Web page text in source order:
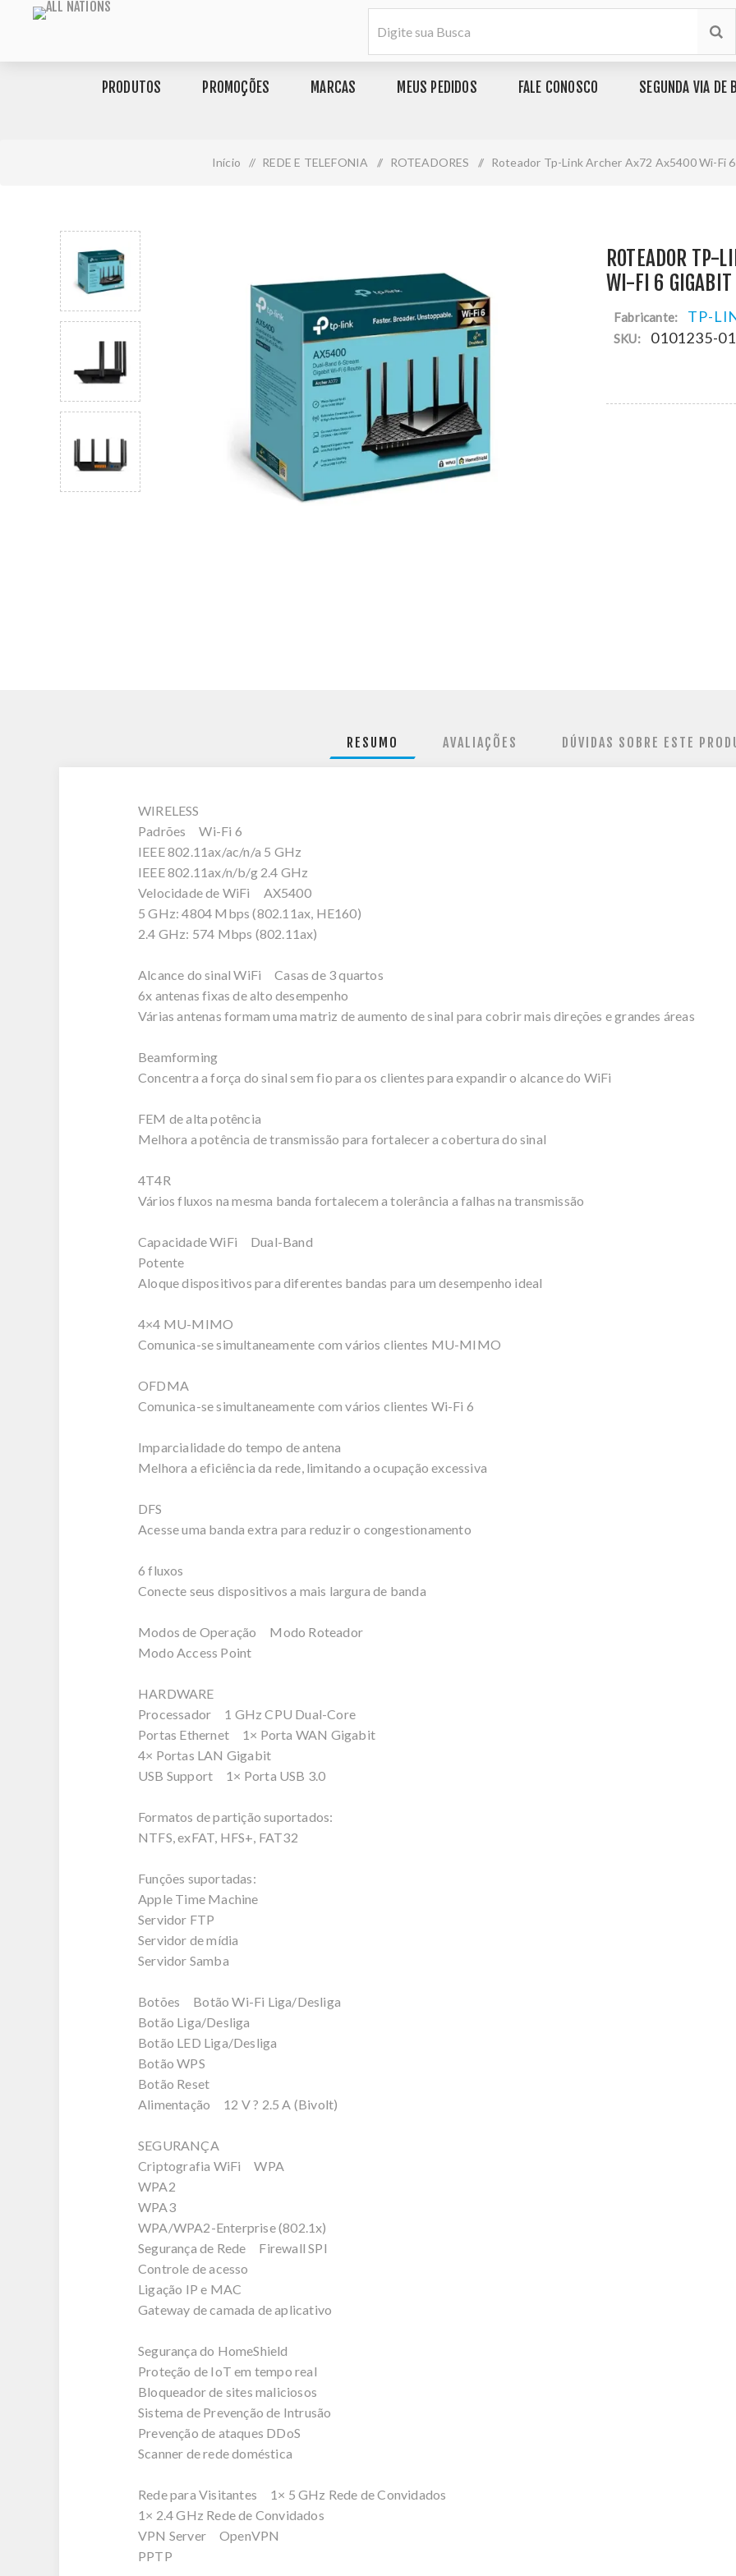
PRODUTOS PROMOÇÕES MARCAS MEUS PEDIDOS FALE CONOSCO SEGUNDA VIA DE
Início / REDE E TELEFONIA / ROTEADORES / Roteador Tp-Link Archer Ax72 Ax5400 Wi-Fi
ROTEADOR TP-
WI-FI 6
Fabricante: TP-
SKU: 0101235-01
RESUMO AVALIAÇÕES DÚVIDAS SOBRE ESTE
WIRELESS
Padrões Wi-Fi 6
IEEE 802.11ax/ac/n/a 5 GHz
IEEE 802.11ax/n/b/g 2.4 GHz
Velocidade de WiFi AX5400
5 GHz: 4804 Mbps (802.11ax, HE160)
2.4 GHz: 574 Mbps (802.11ax)
Alcance do sinal WiFi Casas de 3 quartos
6x antenas fixas de alto desempenho
Várias antenas formam uma matriz de aumento de sinal para cobrir mais direções e grandes áreas
Beamforming
Concentra a força do sinal sem fio para os clientes para expandir o alcance do WiFi
FEM de alta potência
Melhora a potência de transmissão para fortalecer a cobertura do sinal
4T4R
Vários fluxos na mesma banda fortalecem a tolerância a falhas na transmissão
Capacidade WiFi Dual-Band
Potente
Aloque dispositivos para diferentes bandas para um desempenho ideal
4×4 MU-MIMO
Comunica-se simultaneamente com vários clientes MU-MIMO
OFDMA
Comunica-se simultaneamente com vários clientes Wi-Fi 6
Imparcialidade do tempo de antena
Melhora a eficiência da rede, limitando a ocupação excessiva
DFS
Acesse uma banda extra para reduzir o congestionamento
6 fluxos
Conecte seus dispositivos a mais largura de banda
Modos de Operação Modo Roteador
Modo Access Point
HARDWARE
Processador 1 GHz CPU Dual-Core
Portas Ethernet 1× Porta WAN Gigabit
4× Portas LAN Gigabit
USB Support 1× Porta USB 3.0
Formatos de partição suportados:
NTFS, exFAT, HFS+, FAT32
Funções suportadas:
Apple Time Machine
Servidor FTP
Servidor de mídia
Servidor Samba
Botões Botão Wi-Fi Liga/Desliga
Botão Liga/Desliga
Botão LED Liga/Desliga
Botão WPS
Botão Reset
Alimentação 12 V ? 2.5 A (Bivolt)
SEGURANÇA
Criptografia WiFi WPA
WPA2
WPA3
WPA/WPA2-Enterprise (802.1x)
Segurança de Rede Firewall SPI
Controle de acesso
Ligação IP e MAC
Gateway de camada de aplicativo
Segurança do HomeShield
Proteção de IoT em tempo real
Bloqueador de sites maliciosos
Sistema de Prevenção de Intrusão
Prevenção de ataques DDoS
Scanner de rede doméstica
Rede para Visitantes 1× 5 GHz Rede de Convidados
1× 2.4 GHz Rede de Convidados
VPN Server OpenVPN
PPTP